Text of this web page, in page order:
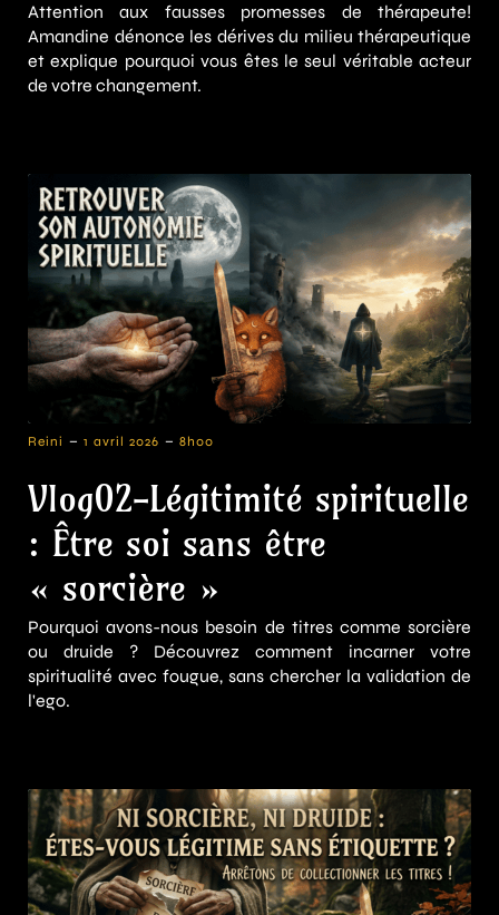
Attention aux fausses promesses de thérapeute!
Amandine dénonce les dérives du milieu thérapeutique
et explique pourquoi vous êtes le seul véritable acteur
de votre changement.
Reini - 1 avril 2026 - 8h00
Vlog02-Légitimité spirituelle
: Être soi sans être
« sorcière »
Pourquoi avons-nous besoin de titres comme sorcière
ou druide ? Découvrez comment incarner votre
spiritualité avec fougue, sans chercher la validation de
l'ego.